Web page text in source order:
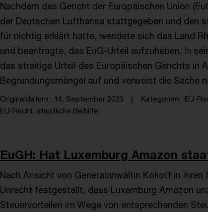
Nachdem das Gericht der Europäischen Union
der Deutschen Lufthansa stattgegeben und den
für nichtig erklärt hatte, wendete sich das Land
und beantragte, das EuG-Urteil aufzuheben. In
das streitige Urteil des Europäischen Gerichts in
Begründungsmängel auf und verweist die Sache
Originaldatum 14. September 2023 Kategorien EU-
EU-Recht, staatliche Beihilfe
EuGH: Hat Luxemburg Amazon
Nach Ansicht von Generalanwältin Kokott in
Unrecht festgestellt, dass Luxemburg Amazon
Steuervorteilen im Wege von entsprechenden